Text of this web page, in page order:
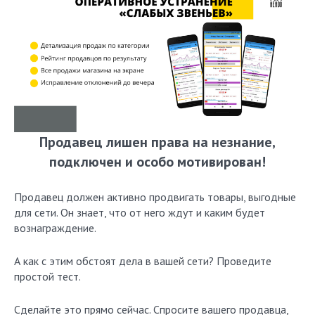
Продавец лишен права на незнание,
подключен и особо мотивирован!
Продавец должен активно продвигать товары, выгодные
для сети. Он знает, что от него ждут и каким будет
вознаграждение.
А как с этим обстоят дела в вашей сети? Проведите
простой тест.
Сделайте это прямо сейчас. Спросите вашего продавца,